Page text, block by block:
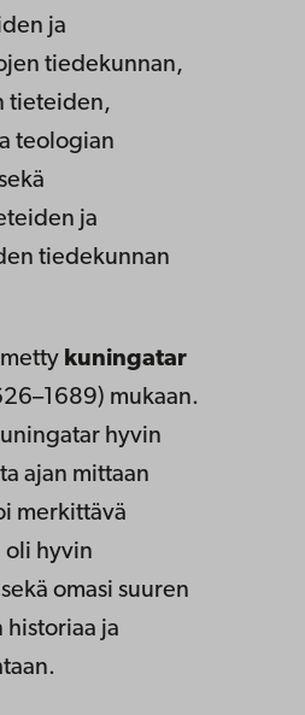
ja
tiedekunnan,
tieteiden,
teologian
ja
tiedekunnan
kuningatar
mukaan.
hyvin
ajan mittaan
merkittävä
oli hyvin
omasi suuren
historiaa ja